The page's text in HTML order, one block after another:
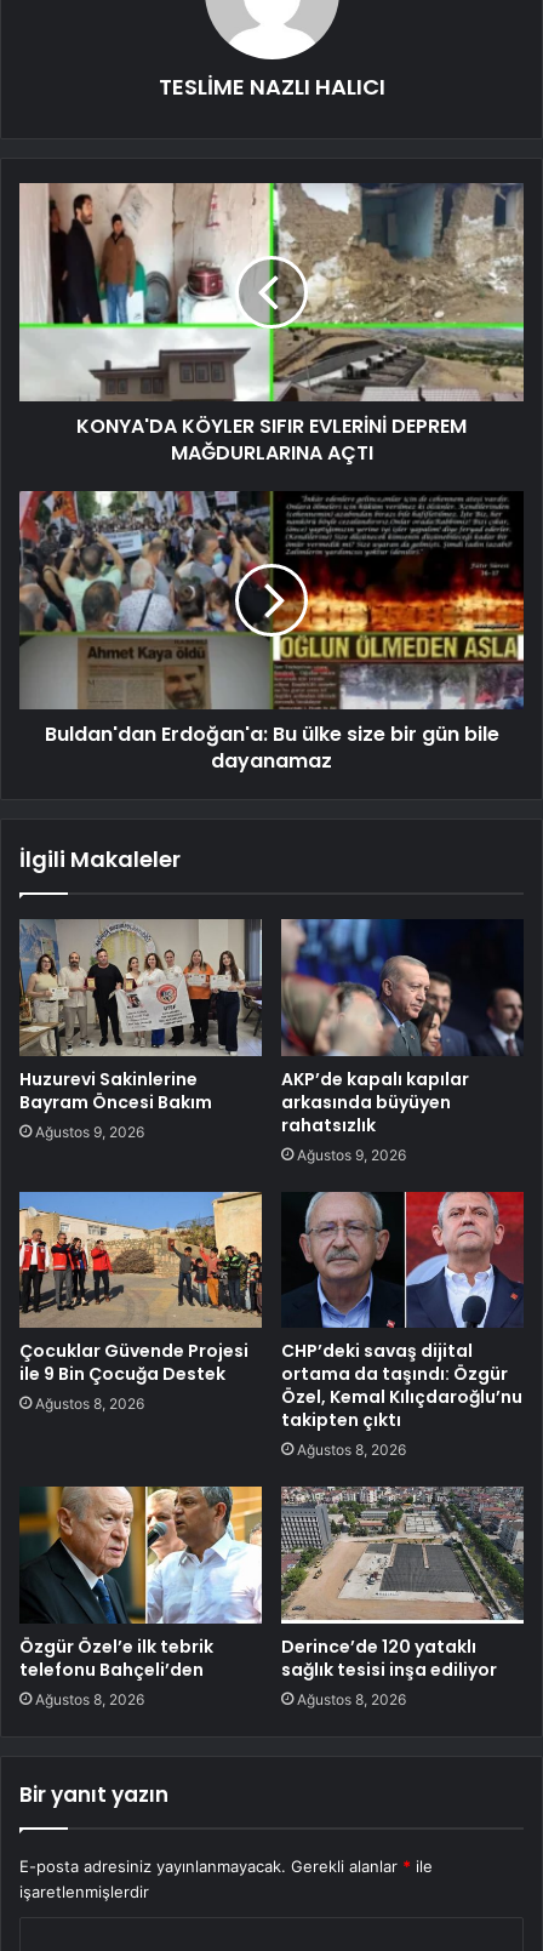
TESLİME NAZLI HALICI
KONYA'DA KÖYLER SIFIR EVLERİNİ DEPREM
MAĞDURLARINA AÇTI
Buldan'dan Erdoğan'a: Bu ülke size bir gün bile
dayanamaz
İlgili Makaleler
Huzurevi Sakinlerine
Bayram Öncesi Bakım
Ağustos 9, 2026
AKP’de kapalı kapılar
arkasında büyüyen
rahatsızlık
Ağustos 9, 2026
Çocuklar Güvende Projesi
ile 9 Bin Çocuğa Destek
Ağustos 8, 2026
CHP’deki savaş dijital
ortama da taşındı: Özgür
Özel, Kemal Kılıçdaroğlu’nu
takipten çıktı
Ağustos 8, 2026
Özgür Özel’e ilk tebrik
telefonu Bahçeli’den
Ağustos 8, 2026
Derince’de 120 yataklı
sağlık tesisi inşa ediliyor
Ağustos 8, 2026
Bir yanıt yazın
E-posta adresiniz yayınlanmayacak. Gerekli alanlar * ile
işaretlenmişlerdir